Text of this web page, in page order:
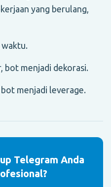
yang berulang,
bot menjadi dekorasi.
menjadi leverage.
Telegram Anda